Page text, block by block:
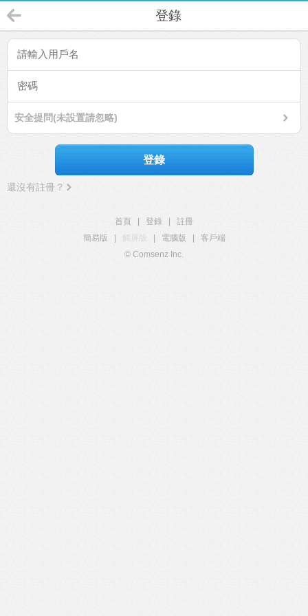
登錄
安全提問(未設置請忽略)
登錄
還沒有註冊？
首頁 登錄
註冊
簡易版
觸屏版 電腦版
客戶端
© Comsenz Inc.